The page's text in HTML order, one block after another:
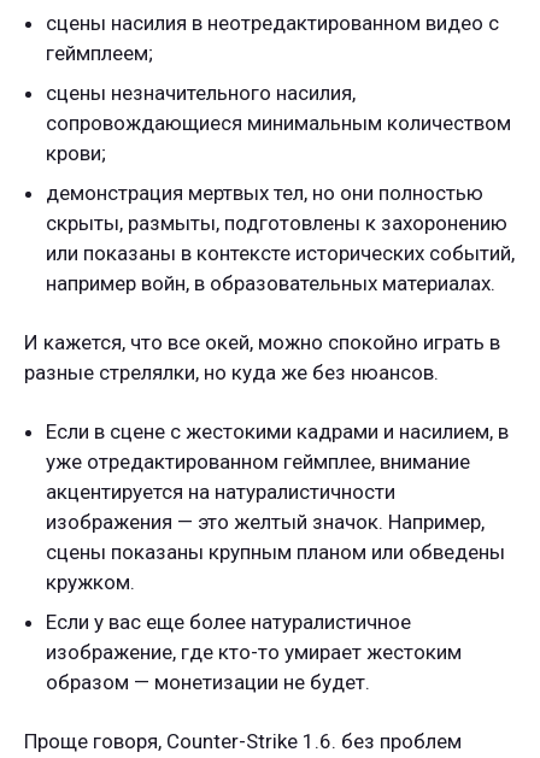
сцены насилия в неотредактированном видео с
геймплеем;
сцены незначительного насилия,
сопровождающиеся минимальным количеством
крови;
демонстрация мертвых тел, но они полностью
скрыты, размыты, подготовлены к захоронению
или показаны в контексте исторических событий,
например войн, в образовательных материалах.
И кажется, что все окей, можно спокойно играть в
разные стрелялки, но куда же без нюансов.
Если в сцене с жестокими кадрами и насилием, в
уже отредактированном геймплее, внимание
акцентируется на натуралистичности
изображения — это желтый значок. Например,
сцены показаны крупным планом или обведены
кружком.
Если у вас еще более натуралистичное
изображение, где кто-то умирает жестоким
образом — монетизации не будет.
Проще говоря, Counter-Strike 1.6. без проблем